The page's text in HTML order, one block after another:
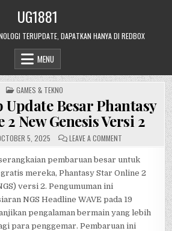
UG1881
TERUPDATE, DAPATKAN HANYA DI REDBOX
MENU
POSTED
IN
GAMES & TEKNO
Update Besar Phantasy
New Genesis Versi 2
5, 2025 LEAVE A COMMENTON
UPDATE
PHANTASY
2
NEW
GENESIS
VERSI
2
pembaruan besar untuk
mereka, Phantasy Star Online 2
versi 2. Pengumuman ini
NGS Headline WAVE pada 19
pengalaman bermain yang lebih
para penggemar. Pembaruan ini